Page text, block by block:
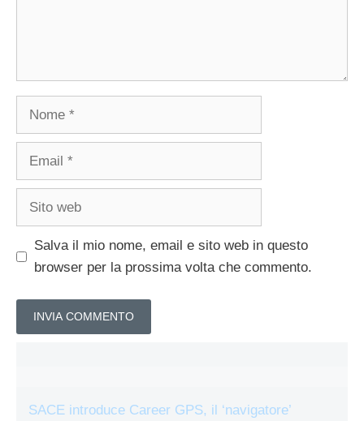
Nome
Email
Sito
Salva il mio nome, email e sito web in questo
browser per la prossima volta che commento.
SACE introduce Career GPS, il ‘navigatore’